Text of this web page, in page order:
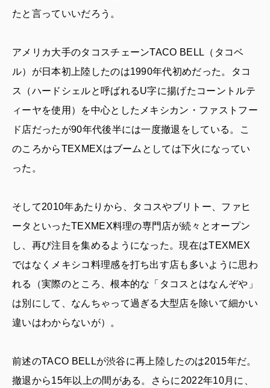
たと言っていいだろう。
アメリカ大手のタコスチェーンTACO BELL（タコベ
ル）が日本初上陸したのは1990年代初めだった。タコ
ス（ハードシェルと呼ばれるU字に揚げたコーントルテ
ィーヤを使用）を中心としたメキシカン・ファストフー
ド店だったが90年代後半には一度撤退をしている。こ
のころからTEXMEXはブームとしては下火になってい
った。
そして2010年あたりから、タコスやブリトー、ファヒ
ータといったTEXMEX料理の専門店が続々とオープン
し、再び注目を集めるようになった。現在はTEXMEX
ではなくメキシコ料理感を打ち出す店も多いように思わ
れる（実際のところ、根本的な「タコスとはなんぞや」
は別にして、なんちゃって過ぎる大型店を除いて細かい
違いはわからないが）。
前述のTACO BELLが渋谷に再上陸したのは2015年だ。
撤退から15年以上の間がある。さらに2022年10月に、